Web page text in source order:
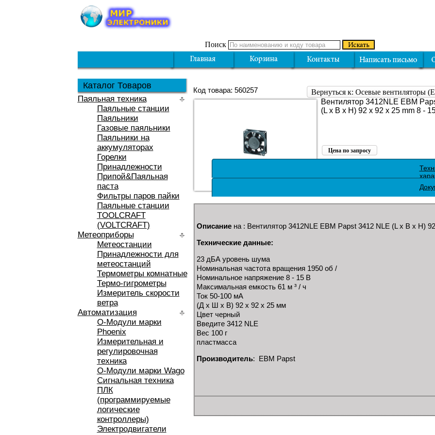
Поиск
Каталог Товаров
Паяльная техника
Паяльные станции
Паяльники
Газовые паяльники
Паяльники на
аккумуляторах
Горелки
Принадлежности
Припой&Паяльная
паста
Фильтры паров пайки
Паяльные станции
TOOLCRAFT
(VOLTCRAFT)
Метеоприборы
Метеостанции
Принадлежности для
метеостанций
Термометры комнатные
Термо-гигрометры
Измеритель скорости
ветра
Автоматизация
O-Модули марки
Phoenix
Измерительная и
регулировочная
техника
O-Модули марки Wago
Сигнальная техника
ПЛК
(программируемые
логические
контроллеры)
Электродвигатели
Вернуться к: Осевые вентиляторы
Код товара: 560257
Вентилятор 3412NLE EBM
(L x B x H) 92 x 92 x 25 mm 8 -
Цена по запросу
Описаниена : Вентилятор 3412NLE EBM Papst 3412 NLE (L x B x H)
Технические данные:
23 дБА уровень шума
Номинальная частота вращения 1950 об /
Номинальное напряжение 8 - 15 В
Максимальная емкость 61 м ³ / ч
Ток 50-100 мА
(Д х Ш х В) 92 х 92 х 25 мм
Цвет черный
Введите 3412 NLE
Вес 100 г
пластмасса
Производитель: EBM Papst